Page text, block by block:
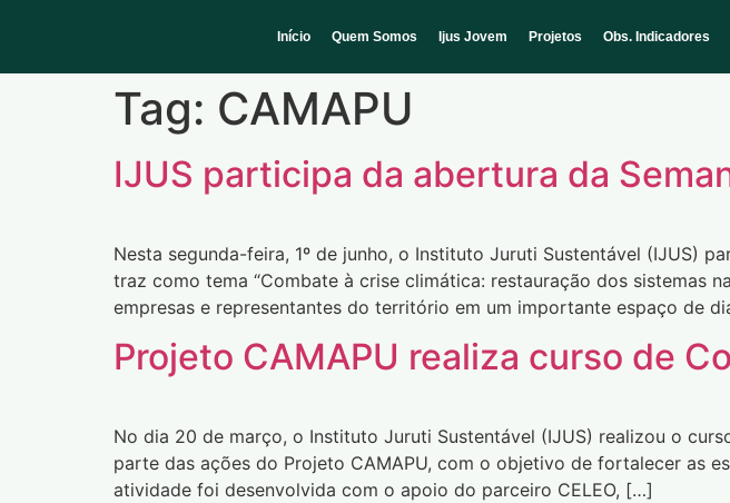
Início Quem Somos Ijus Jovem Projetos Obs. Indicadores
Tag: CAMAPU
IJUS participa da abertura da
Nesta segunda-feira, 1º de junho, o Instituto Juruti Sustentável (IJUS)
traz como tema “Combate à crise climática: restauração dos sistemas
empresas e representantes do território em um importante espaço de
Projeto CAMAPU realiza curso de
No dia 20 de março, o Instituto Juruti Sustentável (IJUS) realizou o
parte das ações do Projeto CAMAPU, com o objetivo de fortalecer as
atividade foi desenvolvida com o apoio do parceiro CELEO, […]